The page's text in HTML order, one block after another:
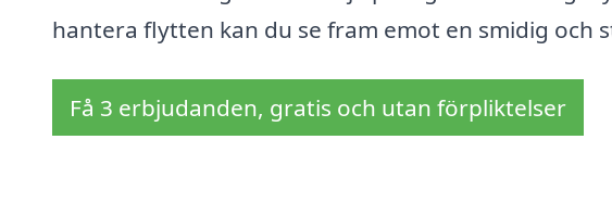
hantera flytten kan du se fram emot en smidig och
Få 3 erbjudanden, gratis och utan förpliktelser